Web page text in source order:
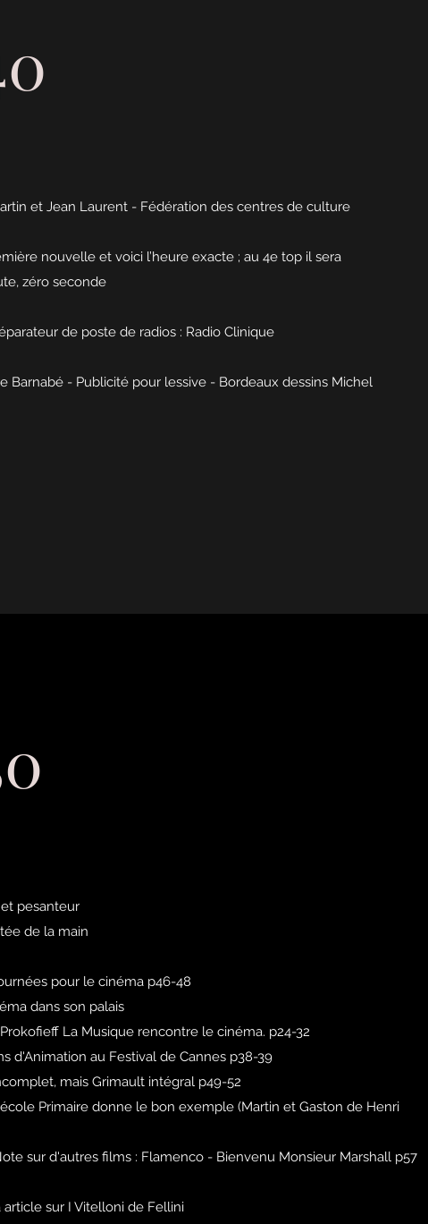
et Jean Laurent - Fédération des centres de culture
nouvelle et voici l’heure exacte ; au 4e top il sera
zéro seconde
de poste de radios : Radio Clinique
Barnabé - Publicité pour lessive - Bordeaux dessins Michel
et pesanteur
de la main
pour le cinéma p46-48
dans son palais
La Musique rencontre le cinéma. p24-32
d'Animation au Festival de Cannes p38-39
mais Grimault intégral p49-52
Primaire donne le bon exemple (Martin et Gaston de Henri
sur d'autres films : Flamenco - Bienvenu Monsieur Marshall p57
sur I Vitelloni de Fellini